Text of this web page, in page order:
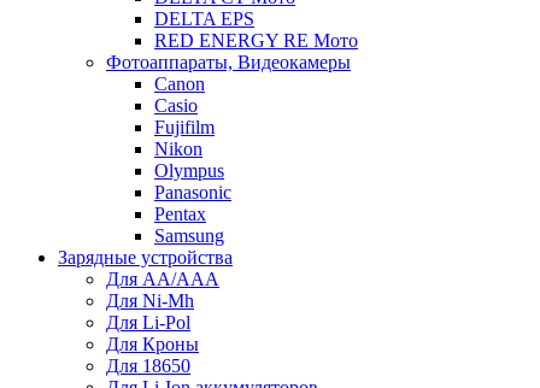
DELTA EPS
RED ENERGY RE Мото
Фотоаппараты, Видеокамеры
Canon
Casio
Fujifilm
Nikon
Olympus
Panasonic
Pentax
Samsung
Зарядные устройства
Для AA/AAA
Для Ni-Mh
Для Li-Pol
Для Кроны
Для 18650